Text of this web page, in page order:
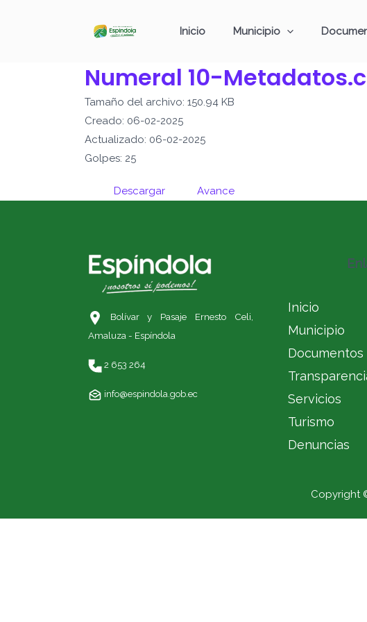
Inicio Municipio
Numeral 10-
Tamaño del archivo: 150.94 KB
Creado: 06-02-2025
Actualizado: 06-02-2025
Golpes: 25
Descargar Avance
Bolívar y Pasaje Ernesto Celi,
Amaluza - Espíndola
2 653 264
info@espindola.gob.ec
Inicio
Municipio
Documentos
Servicios
Turismo
Denuncias
Copyright